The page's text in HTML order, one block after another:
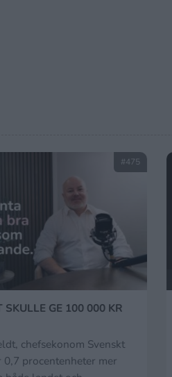
#475
SKULLE GE 100 000 KR
chefsekonom Svenskt
procentenheter mer